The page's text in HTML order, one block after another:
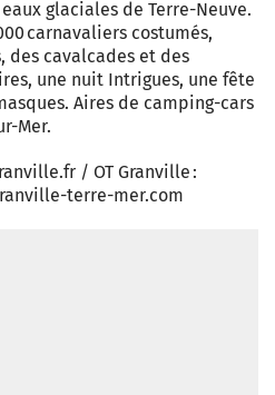
glaciales de Terre-Neuve.
carnavaliers costumés,
des cavalcades et des
une nuit Intrigues, une fête
Aires de camping-­cars
Mer.
/ OT Granville :
terre-mer.com